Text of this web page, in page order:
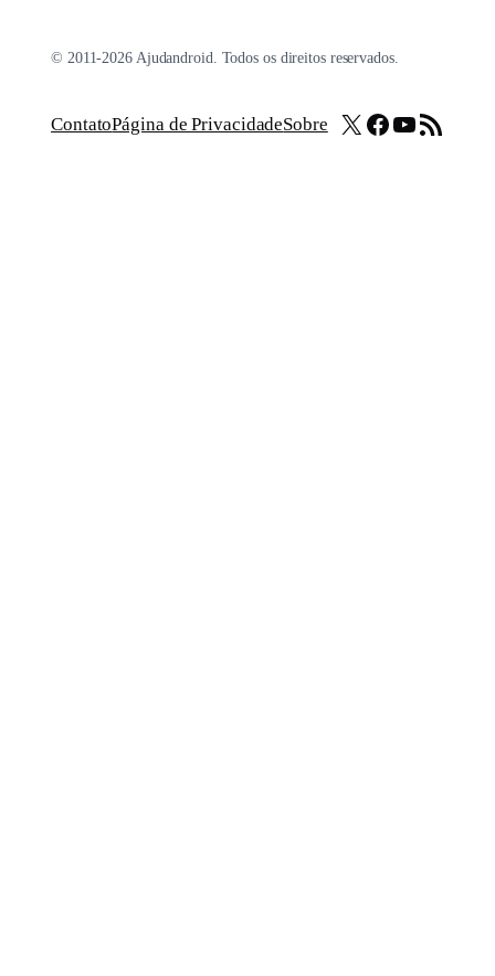
© 2011-2026 Ajudandroid. Todos os direitos reservados.
ContatoPágina de PrivacidadeSobre X Facebook
Youtube
Feed RSS